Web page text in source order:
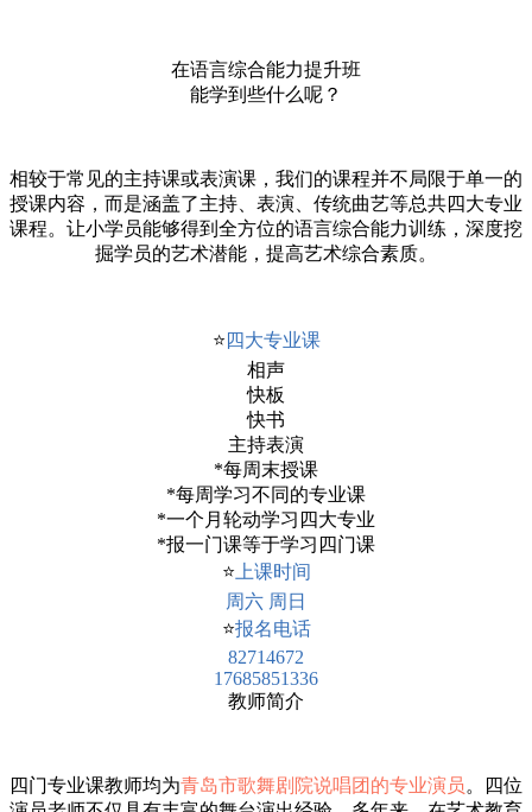
在语言综合能力提升班
能学到些什么呢？
相较于常见的主持课或表演课，我们的课程并不局限于单一的
授课内容，而是涵盖了主持、表演、传统曲艺等总共四大专业
课程。让小学员能够得到全方位的语言综合能力训练，深度挖
掘学员的艺术潜能，提高艺术综合素质。
⭐ 四大专业课
相声
快板
快书
主持表演
*每周末授课
*每周学习不同的专业课
*一个月轮动学习四大专业
*报一门课等于学习四门课
⭐ 上课时间
周六 周日
⭐报名电话
82714672
17685851336
教师简介
四门专业课教师均为青岛市歌舞剧院说唱团的专业演员 。四位